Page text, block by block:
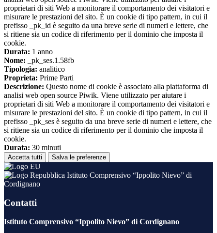
proprietari di siti Web a monitorare il comportamento dei visitatori e
misurare le prestazioni del sito. È un cookie di tipo pattern, in cui il
prefisso _pk_id è seguito da una breve serie di numeri e lettere, che
si ritiene sia un codice di riferimento per il dominio che imposta il
cookie.
Durata: 1 anno
Nome: _pk_ses.1.58fb
Tipologia: analitico
Proprieta: Prime Parti
Descrizione: Questo nome di cookie è associato alla piattaforma di
analisi web open source Piwik. Viene utilizzato per aiutare i
proprietari di siti Web a monitorare il comportamento dei visitatori e
misurare le prestazioni del sito. È un cookie di tipo pattern, in cui il
prefisso _pk_ses è seguito da una breve serie di numeri e lettere, che
si ritiene sia un codice di riferimento per il dominio che imposta il
cookie.
Durata: 30 minuti
Accetta tutti Salva le preferenze
Istituto Comprensivo “Ippolito Nievo” di
Cordignano
Contatti
Istituto Comprensivo “Ippolito Nievo” di Cordignano